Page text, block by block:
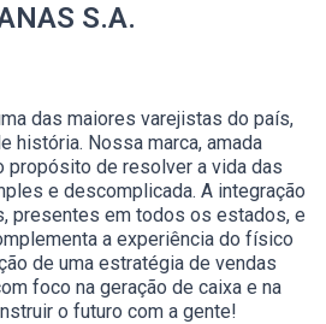
S.A.
das maiores varejistas do país,
história. Nossa marca, amada
propósito de resolver a vida das
e descomplicada. A integração
presentes em todos os estados, e
a experiência do físico
de uma estratégia de vendas
foco na geração de caixa e na
o futuro com a gente!